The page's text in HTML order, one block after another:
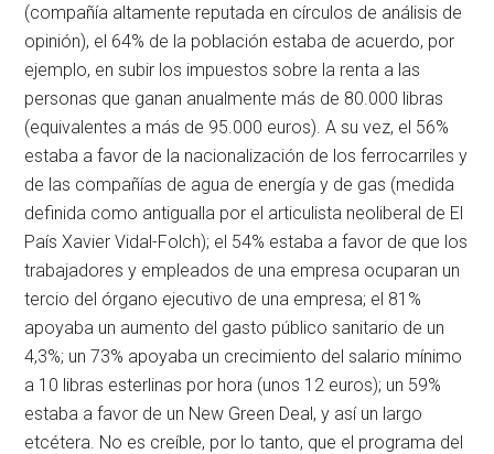
(compañía altamente reputada en círculos de análisis de
opinión), el 64% de la población estaba de acuerdo, por
ejemplo, en subir los impuestos sobre la renta a las
personas que ganan anualmente más de 80.000 libras
(equivalentes a más de 95.000 euros). A su vez, el 56%
estaba a favor de la nacionalización de los ferrocarriles y
de las compañías de agua de energía y de gas (medida
definida como antigualla por el articulista neoliberal de El
País Xavier Vidal-Folch); el 54% estaba a favor de que los
trabajadores y empleados de una empresa ocuparan un
tercio del órgano ejecutivo de una empresa; el 81%
apoyaba un aumento del gasto público sanitario de un
4,3%; un 73% apoyaba un crecimiento del salario mínimo
a 10 libras esterlinas por hora (unos 12 euros); un 59%
estaba a favor de un New Green Deal, y así un largo
etcétera. No es creíble, por lo tanto, que el programa del